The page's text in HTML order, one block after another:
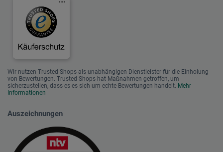
Wir nutzen Trusted Shops als unabhängigen Dienstleister für die Einholung
von Bewertungen. Trusted Shops hat Maßnahmen getroffen, um
sicherzustellen, dass es es sich um echte Bewertungen handelt. Mehr
Informationen
Auszeichnungen